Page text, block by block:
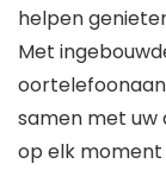
helpen
Met
samen met uw
op elk